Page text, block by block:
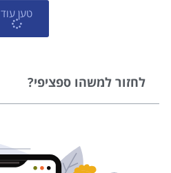
טען עוד
לחזור למשהו ספציפי?